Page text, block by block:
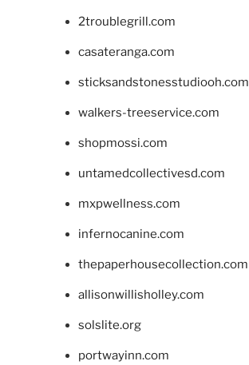
2troublegrill.com
casateranga.com
sticksandstonesstudiooh.com
walkers-treeservice.com
shopmossi.com
untamedcollectivesd.com
mxpwellness.com
infernocanine.com
thepaperhousecollection.com
allisonwillisholley.com
solslite.org
portwayinn.com